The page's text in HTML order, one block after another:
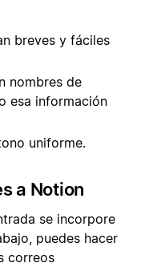
breves y fáciles
nombres de
esa información
uniforme.
a Notion
se incorpore
puedes hacer
correos